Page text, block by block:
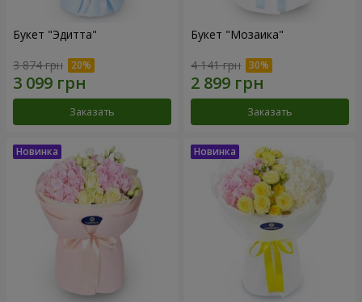
Букет "Эдитта"
3 874 грн
Заказать
Букет "Мозаика"
4 141 грн
Заказать